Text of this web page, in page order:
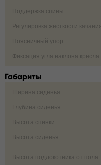
Поддержка спины
Регулировка жесткости качания
Поясничный упор
Фиксация угла наклона кресла
Габариты
Ширина сиденья
Глубина сиденья
Высота спинки
Высота сиденья
Высота подлокотника от пола